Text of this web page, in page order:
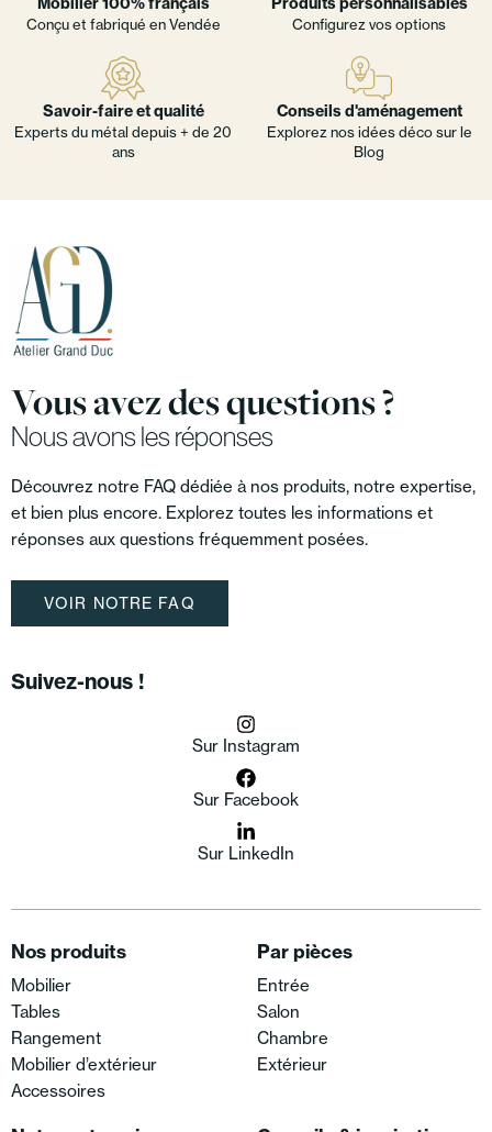
Conçu et fabriqué en Vendée Configurez vos options
Savoir-faire et qualité
Experts du métal depuis + de 20
ans
Conseils d'aménagement
Explorez nos idées déco sur le
Blog
Vous avez des questions ?
Nous avons les réponses
Découvrez notre FAQ dédiée à nos produits, notre expertise,
et bien plus encore. Explorez toutes les informations et
réponses aux questions fréquemment posées.
VOIR NOTRE FAQ
Suivez-nous !
Sur Instagram
Sur Facebook
Sur LinkedIn
Nos produits
Mobilier
Tables
Rangement
Mobilier d’extérieur
Accessoires
Par pièces
Entrée
Salon
Chambre
Extérieur